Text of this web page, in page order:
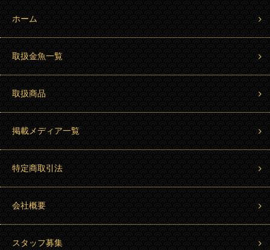
ホーム
取扱金魚一覧
取扱商品
掲載メディア一覧
特定商取引法
会社概要
スタッフ募集